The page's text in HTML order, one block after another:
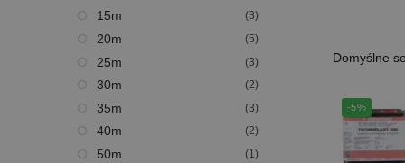
-5%
15m (3)
20m (5)
25m (3)
30m (2)
35m (3)
40m (2)
50m (1)